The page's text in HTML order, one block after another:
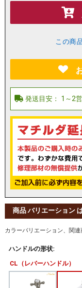
この商
商品 バリエーション
カラーバリエーション、関
ハンドルの形状:
CL（レバーハンドル）